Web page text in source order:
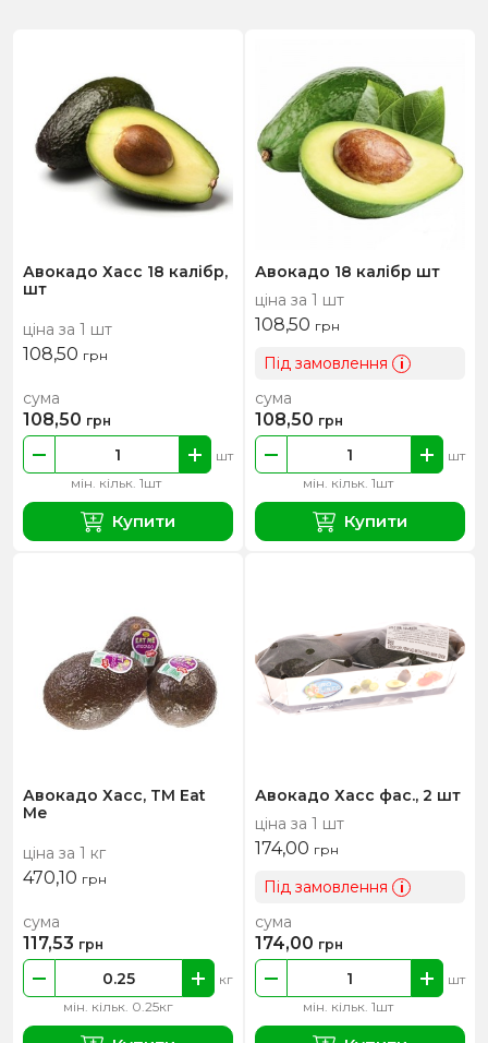
Авокадо Хасс 18 калібр,
шт
ціна за 1 шт
108,50 грн
мін. кільк. 1шт
шт
сума
108,50 грн
Купити
Авокадо 18 калібр шт
ціна за 1 шт
108,50 грн
Під замовлення i
мін. кільк. 1шт
шт
сума
108,50 грн
Купити
Авокадо Хасс, ТМ Eat
Me
ціна за 1 кг
470,10 грн
мін. кільк. 0.25кг
кг
сума
117,53 грн
Авокадо Хасс фас., 2 шт
ціна за 1 шт
174,00 грн
Під замовлення i
мін. кільк. 1шт
шт
сума
174,00 грн